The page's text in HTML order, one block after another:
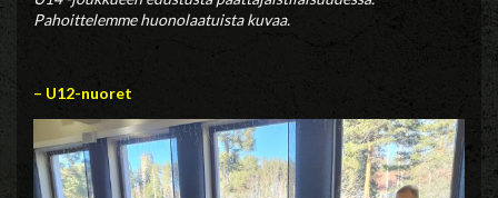
Pahoittelemme huonolaatuista kuvaa.
– U12-nuoret